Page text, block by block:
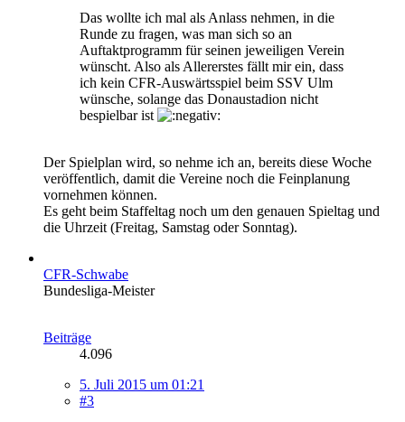
Das wollte ich mal als Anlass nehmen, in die
Runde zu fragen, was man sich so an
Auftaktprogramm für seinen jeweiligen Verein
wünscht. Also als Allererstes fällt mir ein, dass
ich kein CFR-Auswärtsspiel beim SSV Ulm
wünsche, solange das Donaustadion nicht
bespielbar ist
Der Spielplan wird, so nehme ich an, bereits diese Woche
veröffentlich, damit die Vereine noch die Feinplanung
vornehmen können.
Es geht beim Staffeltag noch um den genauen Spieltag und
die Uhrzeit (Freitag, Samstag oder Sonntag).
CFR-Schwabe
Bundesliga-Meister
Beiträge
4.096
5. Juli 2015 um 01:21
#3